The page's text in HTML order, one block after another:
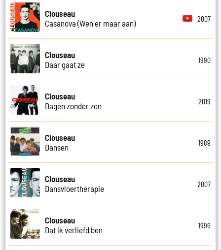
Clouseau
Casanova (Wen er maar aan)
2007
Clouseau
Daar gaat ze
1990
Clouseau
Dagen zonder zon
2019
Clouseau
Dansen
1989
Clouseau
Dansvloertherapie
2007
Clouseau
Dat ik verliefd ben
1996